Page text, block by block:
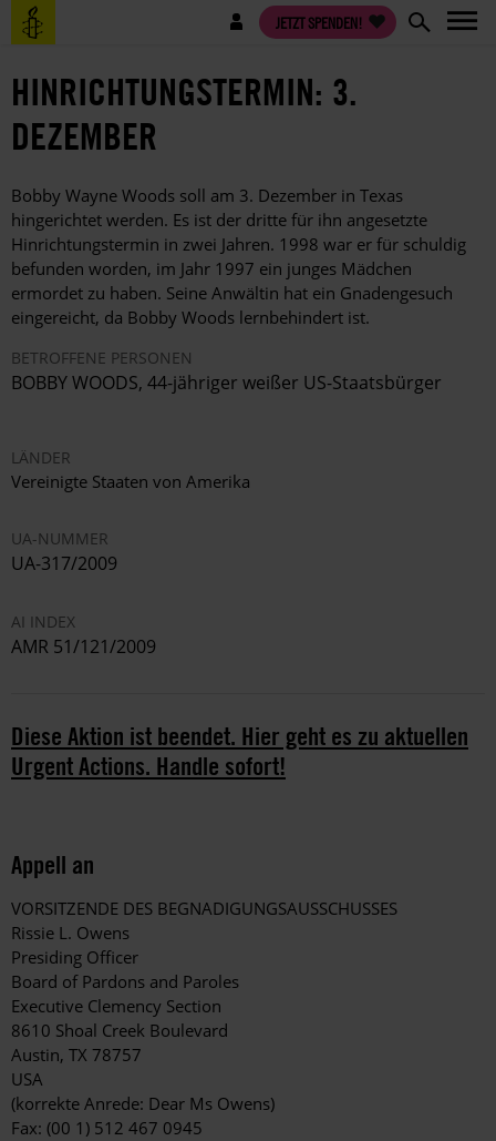
Direkt
zum
Benutzermenü JETZT SPENDEN!
HINRICHTUNGSTERMIN: 3.
DEZEMBER
Bobby Wayne Woods soll am 3. Dezember in Texas
hingerichtet werden. Es ist der dritte für ihn angesetzte
Hinrichtungstermin in zwei Jahren. 1998 war er für schuldig
befunden worden, im Jahr 1997 ein junges Mädchen
ermordet zu haben. Seine Anwältin hat ein Gnadengesuch
eingereicht, da Bobby Woods lernbehindert ist.
BETROFFENE PERSONEN
BOBBY WOODS, 44-jähriger weißer US-Staatsbürger
LÄNDER
Vereinigte Staaten von Amerika
UA-NUMMER
UA-317/2009
AI INDEX
AMR 51/121/2009
Diese Aktion ist beendet. Hier geht es zu aktuellen
Urgent Actions. Handle sofort!
Appell an
VORSITZENDE DES BEGNADIGUNGSAUSSCHUSSES
Rissie L. Owens
Presiding Officer
Board of Pardons and Paroles
Executive Clemency Section
8610 Shoal Creek Boulevard
Austin, TX 78757
USA
(korrekte Anrede: Dear Ms Owens)
Fax: (00 1) 512 467 0945